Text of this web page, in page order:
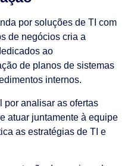
por soluções de TI com
de negócios cria a
ao
de planos de sistemas
internos.
por analisar as ofertas
atuar juntamente à equipe
as estratégias de TI e